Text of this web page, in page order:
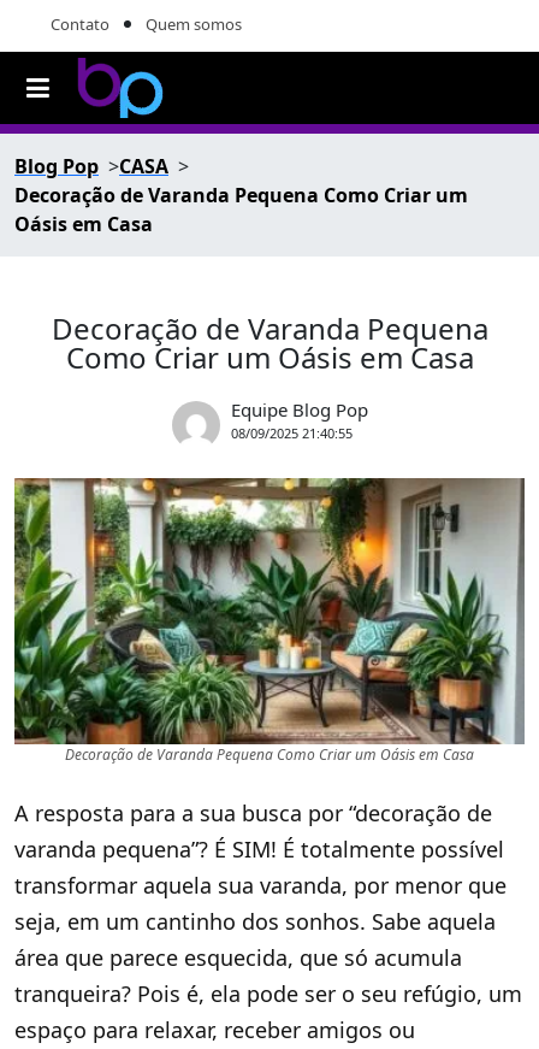
Contato Quem somos
Blog Pop
CASA
Decoração de Varanda Pequena Como Criar um
Oásis em Casa
Decoração de Varanda Pequena
Como Criar um Oásis em Casa
Equipe Blog Pop
08/09/2025 21:40:55
Decoração de Varanda Pequena Como Criar um Oásis em Casa
A resposta para a sua busca por “decoração de
varanda pequena”? É SIM! É totalmente possível
transformar aquela sua varanda, por menor que
seja, em um cantinho dos sonhos. Sabe aquela
área que parece esquecida, que só acumula
tranqueira? Pois é, ela pode ser o seu refúgio, um
espaço para relaxar, receber amigos ou